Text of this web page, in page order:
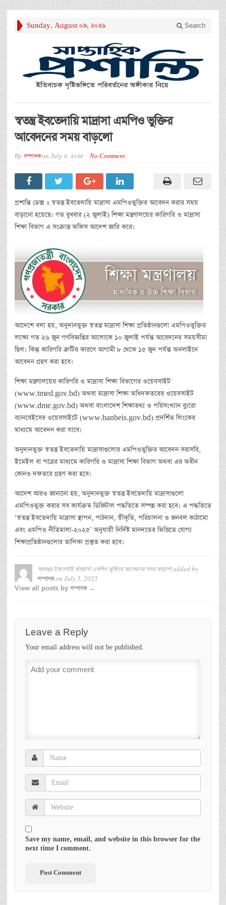
Sunday, August 09, 2026 Search
স্বতন্ত্র ইবতেদায়ি মাদ্রাসা এমপিও ভুক্তির
আবেদনের সময় বাড়লো
By সম্পাদকon July 5, 2025 No Comment
প্রশান্তি ডেক্স ॥ স্বতন্ত্র ইবতেদায়ি মাদ্রাসা এমপিওভুক্তির আবেদন করার সময়
বাড়ানো হয়েছে। গত বুধবার (২ জুলাই) শিক্ষা মন্ত্রণালয়ের কারিগরি ও মাদ্রাসা
শিক্ষা বিভাগ এ সংক্রান্ত্র অফিস আদেশ জারি করে।
আদেশে বলা হয়, অনুদানভুক্ত স্বতন্ত্র মাদ্রাসা শিক্ষা প্রতিষ্ঠানগুলো এমপিওভুক্তির
লক্ষ্যে গত ২৬ জুন গণবিজ্ঞপ্তির আলোকে ১০ জুলাই পর্যন্ত আবেদনের সময়সীমা
ছিল। কিন্তু কারিগরি ত্রুটির কারণে আগামী ৮ থেকে ১৫ জুন পর্যন্ত অনলাইনে
আবেদন গ্রহণ করা হবে।
শিক্ষা মন্ত্রণালয়ের কারিগরি ও মাদ্রাসা শিক্ষা বিভাগের ওয়েবসাইট
(www.tmed.gov.bd) অথবা মাদ্রাসা শিক্ষা অধিদফতরের ওয়েবসাইট
(www.dme.gov.bd) অথবা বাংলাদেশ শিক্ষাতথ্য ও পরিসংখ্যান ব্যুরো
ব্যানবেইসের ওয়েবসাইটে (www.banbeis.gov.bd) প্রদর্শিত লিংকের
মাধ্যমে আবেদন করা যাবে।
অনুদানভুক্ত স্বতন্ত্র ইবতেদায়ি মাদ্রাসাগুলোর এমপিওভুক্তির আবেদন সরাসরি,
ইমেইল বা পত্রের মাধ্যমে কারিগরি ও মাদ্রাসা শিক্ষা বিভাগ অথবা এর অধীন
কোনও দফতরে গ্রহণ করা হবে।
আদেশ আরও জানানো হয়, অনুদানভুক্ত স্বতন্ত্র ইবতেদায়ি মাদ্রাসাগুলো
এমপিওভুক্ত করার সব কার্যক্রম ডিজিটাল পদ্ধতিতে সম্পন্ন করা হবে। এ পদ্ধতিতে
‘স্বতন্ত্র ইবতেদায়ি মাদ্রাসা স্থাপন, পাঠদান, স্বীকৃতি, পরিচালনা ও জনবল কাঠামো
এবং এমপিও নীতিমালা-২০২৫’ অনুযায়ী নির্দিষ্ট মানদন্ডের ভিত্তিতে যোগ্য
শিক্ষাপ্রতিষ্ঠানগুলোর তালিকা প্রস্তুত করা হবে।
স্বতন্ত্র ইবতেদায়ি মাদ্রাসা এমপিও ভুক্তির আবেদনের সময় বাড়লোadded by
সম্পাদকon July 5, 2025
View all posts by সম্পাদক →
Leave a Reply
Your email address will not be published.
Save my name, email, and website in this browser for the
next time I comment.